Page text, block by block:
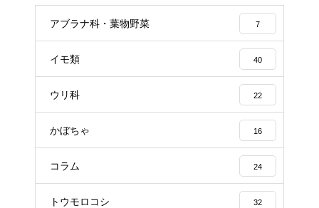
アブラナ科・葉物野菜 7
イモ類 40
ウリ科 22
かぼちゃ 16
コラム 24
トウモロコシ 32